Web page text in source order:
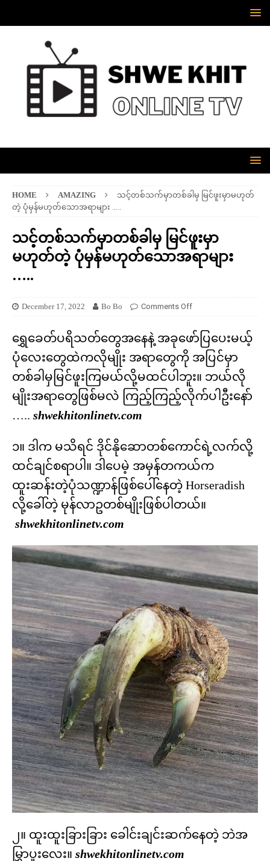
HOME AMAZING
သင့်တစ်သက်မှာတစ်ခါမှ မြင်ဖူးမှာမဟုတ်
တဲ့ ပုံမှန်မဟုတ်သောအရာများ …..
သင့်တစ်သက်မှာတစ်ခါမှ မြင်ဖူးမှာ
မဟုတ်တဲ့ ပုံမှန်မဟုတ်သောအရာများ
…..
December 17, 2022 Bo Bo Comments Off
ရွှေခေတ်ပရိသတ်တွေအနေနဲ့ အခုဖော်ပြပေးမယ့်
ပုံလေးတွေထဲကလိုမျိုး အရာတွေကို အပြင်မှာ
တစ်ခါမှမြင်ဖူးကြမယ်လို့မထင်ပါဘူး။ ဘယ်လို
မျိုးအရာတွေဖြစ်မလဲ ကြည့်ကြည့်လိုက်ပါဦးနော်
….. shwekhitonlinetv.com
၁။ ဒါက မသိရင် ဒိုင်နိုဆောတစ်ကောင်ရဲ့လက်လို့
ထင်ချင်စရာပါ။ ဒါပေမဲ့ အမှန်တကယ်က
ထူးဆန်းတဲ့ပုံသဏ္ဍာန်ဖြစ်ပေါ်နေတဲ့ Horseradish
လို့ခေါ်တဲ့ မုန်လာဥတစ်မျိုးဖြစ်ပါတယ်။
shwekhitonlinetv.com
၂။ ထူးထူးခြားခြား ခေါင်းချင်းဆက်နေတဲ့ ဘဲအ
မြွှာပူးလေး။ shwekhitonlinetv.com